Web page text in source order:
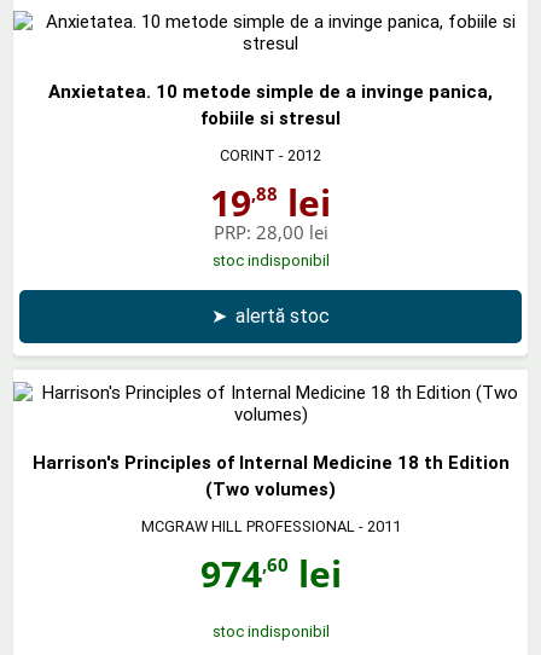
Anxietatea. 10 metode simple de a invinge panica,
fobiile si stresul
CORINT - 2012
19,88 lei
PRP: 28,00 lei
stoc indisponibil
➤ alertă stoc
Harrison's Principles of Internal Medicine 18 th Edition
(Two volumes)
MCGRAW HILL PROFESSIONAL - 2011
974,60 lei
stoc indisponibil